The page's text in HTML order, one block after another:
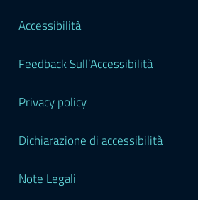
Sezione Legale
Accessibilità
Feedback Sull’Accessibilità
Privacy policy
Dichiarazione di accessibilità
Note Legali